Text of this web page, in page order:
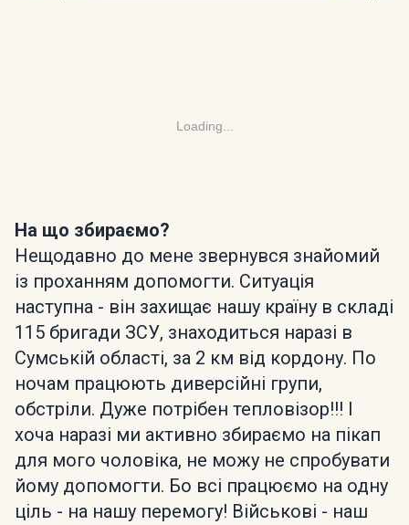
Loading...
На що збираємо?
Нещодавно до мене звернувся знайомий
із проханням допомогти. Ситуація
наступна - він захищає нашу країну в складі
115 бригади ЗСУ, знаходиться наразі в
Сумській області, за 2 км від кордону. По
ночам працюють диверсійні групи,
обстріли. Дуже потрібен тепловізор!!! І
хоча наразі ми активно збираємо на пікап
для мого чоловіка, не можу не спробувати
йому допомогти. Бо всі працюємо на одну
ціль - на нашу перемогу! Військові - наш